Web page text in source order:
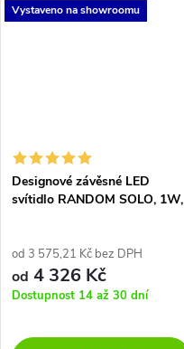
rosegold.
Vystaveno na showroomu
Designové závěsné LED
svítidlo RANDOM SOLO, 1W,
od 3 575,21 Kč bez DPH
od 4 326 Kč
Dostupnost 14 až 30 dní